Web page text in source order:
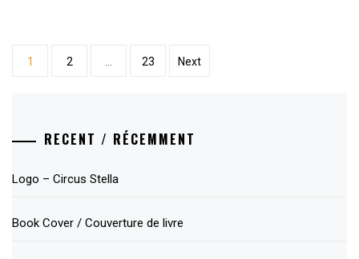
Posts
1 2 … 23 Next
RECENT / RÉCEMMENT
Logo – Circus Stella
Book Cover / Couverture de livre